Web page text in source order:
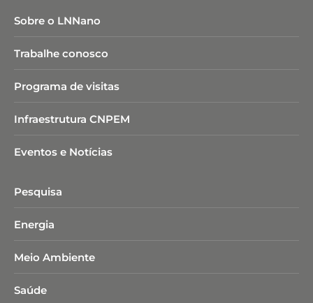
Sobre o LNNano
Trabalhe conosco
Programa de visitas
Infraestrutura CNPEM
Eventos e Notícias
Pesquisa
Energia
Meio Ambiente
Saúde